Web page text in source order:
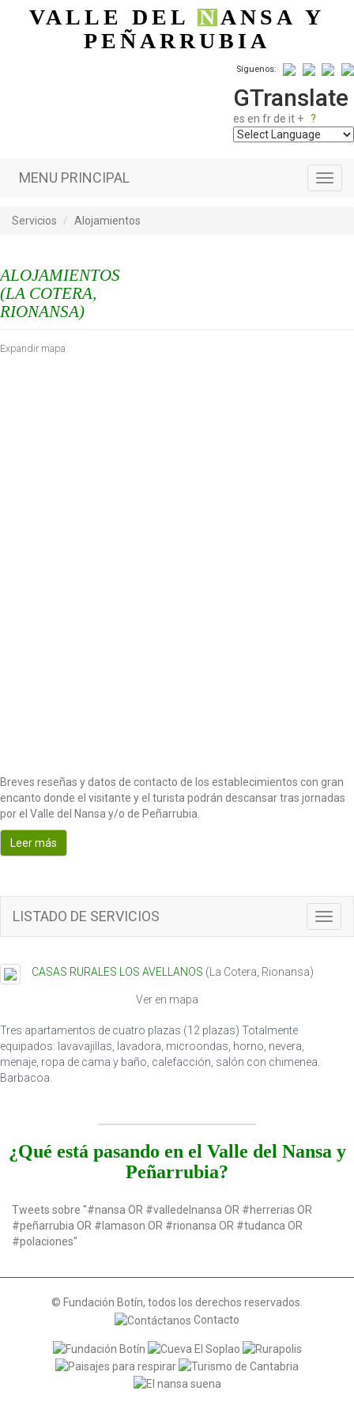
Pasar al contenido principal
VALLE DELNANSA Y
PEÑARRUBIA
Síguenos:
GTranslate
es en fr de it + ?
MENU PRINCIPAL
Servicios Alojamientos
ALOJAMIENTOS
(LA COTERA,
RIONANSA)
Expandir mapa
Breves reseñas y datos de contacto de los establecimientos con gran
encanto donde el visitante y el turista podrán descansar tras jornadas
por el Valle del Nansa y/o de Peñarrubia.
Leer más
LISTADO DE SERVICIOS
CASAS RURALES LOS AVELLANOS ( La Cotera Rionansa)
Ver en mapa
Tres apartamentos de cuatro plazas (12 plazas) Totalmente
equipados: lavavajillas, lavadora, microondas, horno, nevera,
menaje, ropa de cama y baño, calefacción, salón con chimenea.
Barbacoa.
¿Qué está pasando en el Valle del Nansa y
Peñarrubia?
Tweets sobre "#nansa OR #valledelnansa OR #herrerias OR
#peñarrubia OR #lamason OR #rionansa OR #tudanca OR
#polaciones"
© Fundación Botín, todos los derechos reservados.
Contacto